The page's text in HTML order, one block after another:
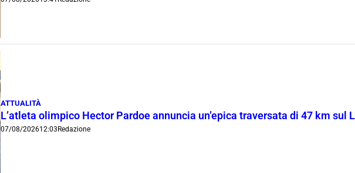
ATTUALITÀ
L’atleta olimpico Hector Pardoe annuncia un’epica traversata di 47 km sul
07/08/202612:03Redazione